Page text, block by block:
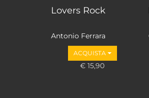
Lovers Rock
Antonio Ferrara
ACQUISTA
€ 15,90